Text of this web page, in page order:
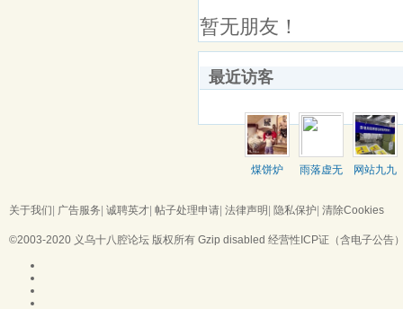
暂无朋友！
最近访客
煤饼炉 雨落虚无 网站九九
关于我们| 广告服务| 诚聘英才| 帖子处理申请| 法律声明| 隐私保护| 清除Cookies
©2003-2020 义乌十八腔论坛 版权所有 Gzip disabled 经营性ICP证（含电子公告